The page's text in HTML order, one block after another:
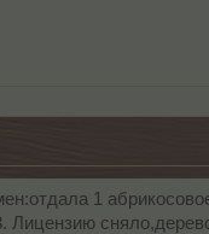
1
Лицензию